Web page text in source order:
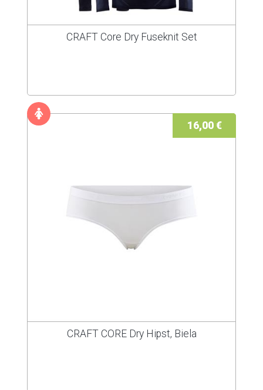
CRAFT Core Dry Fuseknit Set
16,00 €
CRAFT CORE Dry Hipst, Biela